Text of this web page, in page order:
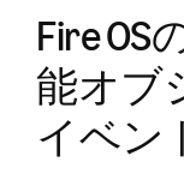
Fire
能オブ
イベン